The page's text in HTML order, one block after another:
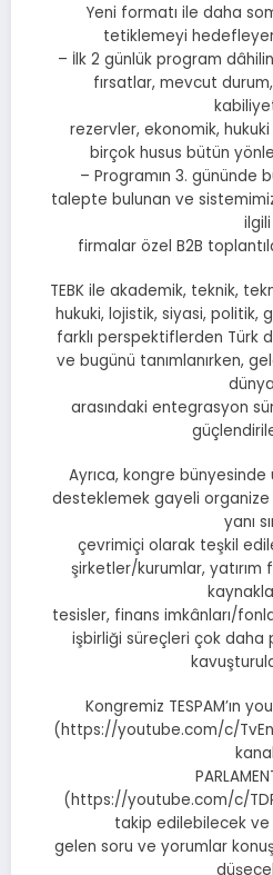
Yeni formatı ile daha
tetiklemeyi
– İlk 2 günlük program
fırsatlar, mevcut
rezervler, ekonomik,
birçok husus bütün
– Programın 3. gününde
talepte bulunan ve
ilgili
firmalar özel B2B
TEBK ile akademik, teknik,
hukuki, lojistik, siyasi, politik,
farklı perspektiflerden Türk
ve bugünü tanımlanırken,
arasındaki entegrasyon
Ayrıca, kongre bünyesinde
desteklemek gayeli organize
yanı
çevrimiçi olarak teşkil
şirketler/kurumlar, yatırım
tesisler, finans imkânları/
işbirliği süreçleri çok
Kongremiz TESPAM’ın
(https://youtube.com/c/
(https://youtube.com/c/
takip edilebilecek
gelen soru ve yorumlar